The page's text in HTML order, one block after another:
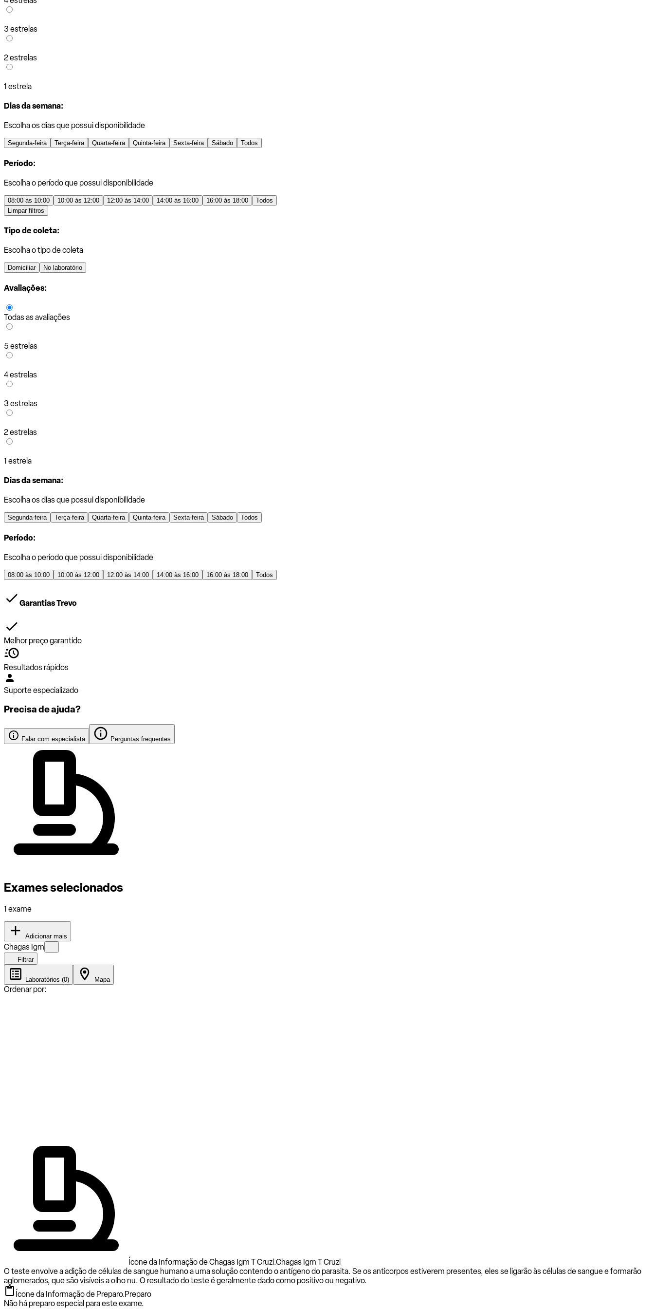
3 estrelas
2 estrelas
1 estrela
Dias da semana:
Escolha os dias que possui disponibilidade
Segunda-feira Terça-feira Quarta-feira Quinta-feira Sexta-feira Sábado Todos
Período:
Escolha o período que possui disponibilidade
08:00 às 10:00 10:00 às 12:00 12:00 às 14:00 14:00 às 16:00 16:00 às 18:00
Todos
Limpar filtros
Tipo de coleta:
Escolha o tipo de coleta
Domiciliar No laboratório
Avaliações:
Todas as avaliações
5 estrelas
4 estrelas
3 estrelas
2 estrelas
1 estrela
Dias da semana:
Escolha os dias que possui disponibilidade
Segunda-feira Terça-feira Quarta-feira Quinta-feira Sexta-feira Sábado Todos
Período:
Escolha o período que possui disponibilidade
08:00 às 10:00 10:00 às 12:00 12:00 às 14:00 14:00 às 16:00 16:00 às 18:00 Todos
Garantias Trevo
Melhor preço garantido
Resultados rápidos
Suporte especializado
Precisa de ajuda?
Falar com especialista Perguntas frequentes
Exames selecionados
1 exame
Adicionar mais
Chagas Igm
Filtrar
Laboratórios (0) Mapa
Ordenar por:
Ícone da Informação de Chagas Igm T Cruzi.Chagas Igm T Cruzi
O teste envolve a adição de células de sangue humano a uma solução contendo o antígeno do parasita. Se os anticorpos estiverem presentes, eles se ligarão às células de sangue e formarão
aglomerados, que são visíveis a olho nu. O resultado do teste é geralmente dado como positivo ou negativo.
Ícone da Informação de Preparo.Preparo
Não há preparo especial para este exame.